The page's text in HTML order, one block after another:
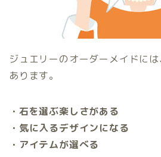
ジュエリーのオーダーメイドに
あります。
・石を選ぶ楽しさがある
・気に入るデザインになる
・アイテムが選べる